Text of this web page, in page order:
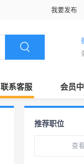
我要发布
联系客服 会员
推荐职位
查